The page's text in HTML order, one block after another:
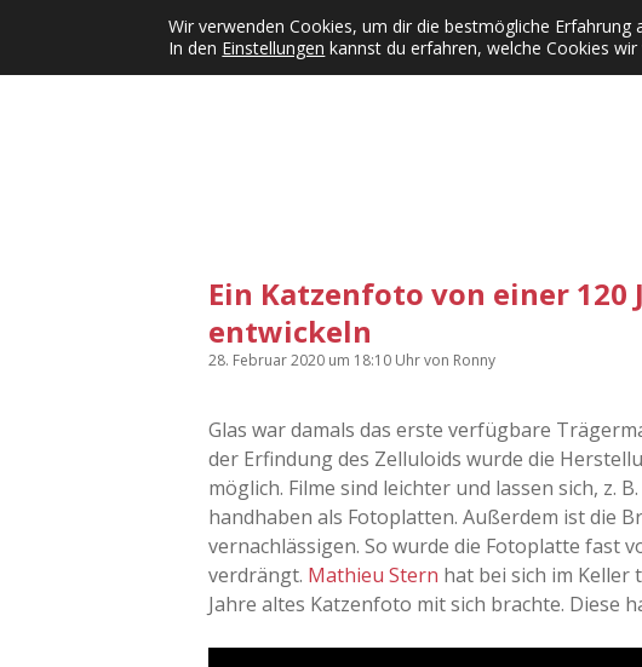
Kategorien Dropdown-Menü öffnen
KFMW-Disco Dates Instagrams
Ein Katzenfoto von einer 120
entwickeln
28. Februar 2020 um 18:10 Uhrvon Ronny
Glas war damals das erste verfügbare
der Erfindung des Zelluloids wurde die
möglich. Filme sind leichter und lassen sich, z.
handhaben als Fotoplatten. Außerdem ist die
vernachlässigen. So wurde die Fotoplatte fast
verdrängt. Mathieu Stern hat bei sich im Keller
Jahre altes Katzenfoto mit sich brachte. Diese
Wir verwenden Cookies, um dir die bestmögliche Erfahrung
In den Einstellungen kannst du erfahren, welche Cookies